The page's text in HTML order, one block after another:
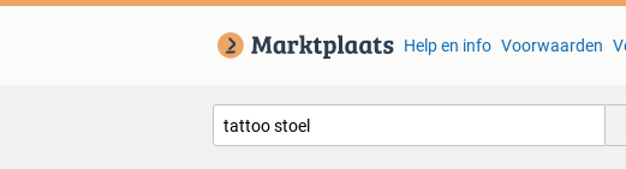
Help en info Voorwaarden